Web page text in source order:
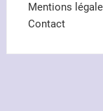
Mentions
Contact